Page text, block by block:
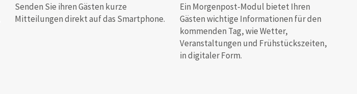
Senden Sie ihren Gästen kurze
Mitteilungen direkt auf das Smartphone.
Ein Morgenpost-Modul bietet Ihren
Gästen wichtige Informationen für den
kommenden Tag, wie Wetter,
Veranstaltungen und Frühstückszeiten,
in digitaler Form.